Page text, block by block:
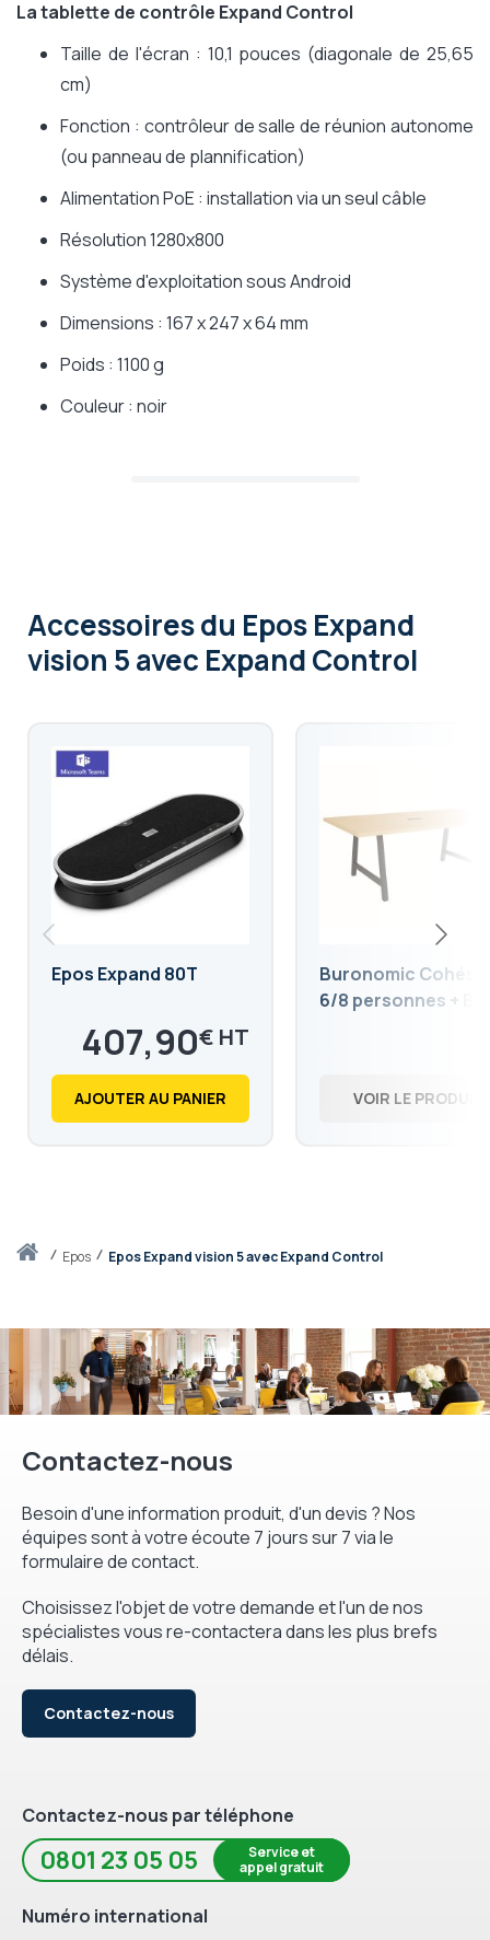
Accueilepos Epos Expand vision 5 avec Expand Control
La tablette de contrôle Expand Control
Taille de l'écran : 10,1 pouces (diagonale de 25,65
cm)
Fonction : contrôleur de salle de réunion autonome
(ou panneau de plannification)
Alimentation PoE : installation via un seul câble
Résolution 1280x800
Système d'exploitation sous Android
Dimensions : 167 x 247 x 64 mm
Poids : 1100 g
Couleur : noir
Accessoiresdu Epos Expand
vision 5 avec Expand Control
Epos Expand 80T
407,90€
489,48
AJOUTER AU PANIER
Buronomic
6/8 personnes +
VOIR LE PRODUIT
Contactez-nous
Besoin d'une information produit, d'un devis ? Nos
équipes sont à votre écoute 7 jours sur 7 via le
formulaire de contact.
Choisissez l'objet de votre demande et l'un de nos
spécialistes vous re-contactera dans les plus brefs
délais.
Contactez-nous
Contactez-nous par téléphone
0801 23 05 05
Service et
appel gratuit
Numéro international